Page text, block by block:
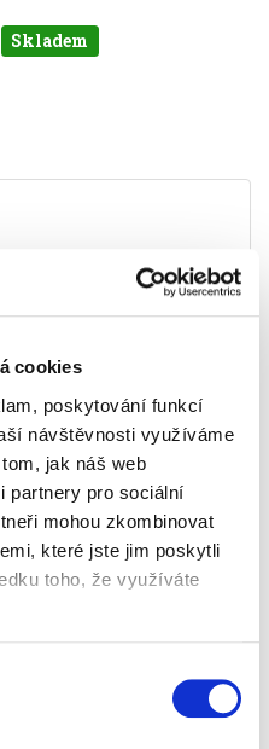
cookies
poskytování funkcí
návštěvnosti využíváme
jak náš web
partnery pro sociální
mohou zkombinovat
které jste jim poskytli
toho, že využíváte
Skladem
úchop